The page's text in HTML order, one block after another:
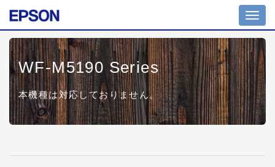
WF-M5190 Series
本機種は対応しておりません。